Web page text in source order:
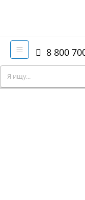
8 800